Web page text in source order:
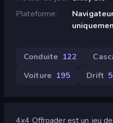
Plateforme
Conduite 122
Voiture 195 Drift
4x4 Offroader est un jeu